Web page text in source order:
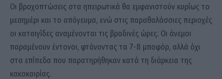
Οι βροχοπτώσεις στα ηπειρωτικά θα εμφανιστούν κυρίως το
μεσημέρι και το απόγευμα, ενώ στις παραθαλάσσιες περιοχές
οι καταιγίδες αναμένονται τις βραδινές ώρες. Οι άνεμοι
παραμένουν έντονοι, φτάνοντας τα 7-8 μποφόρ, αλλά όχι
στα επίπεδα που παρατηρήθηκαν κατά τη διάρκεια της
κακοκαιρίας.